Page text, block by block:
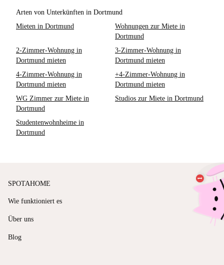
Arten von Unterkünften in Dortmund
Mieten in Dortmund
Wohnungen zur Miete in
Dortmund
2-Zimmer-Wohnung in
Dortmund mieten
3-Zimmer-Wohnung in
Dortmund mieten
4-Zimmer-Wohnung in
Dortmund mieten
+4-Zimmer-Wohnung in
Dortmund mieten
WG Zimmer zur Miete in
Dortmund
Studios zur Miete in Dortmund
Studentenwohnheime in
Dortmund
SPOTAHOME
Wie funktioniert es
Über uns
Blog